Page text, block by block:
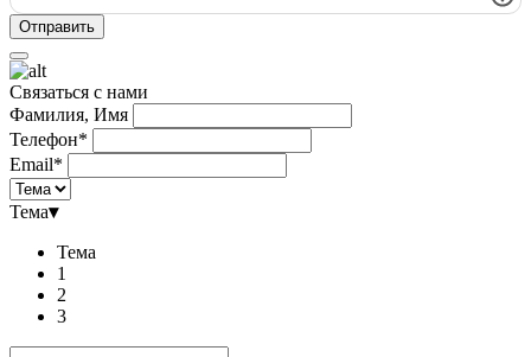
Связаться с нами
Фамилия, Имя
Телефон*
Email*
Тема▾
Тема
1
2
3